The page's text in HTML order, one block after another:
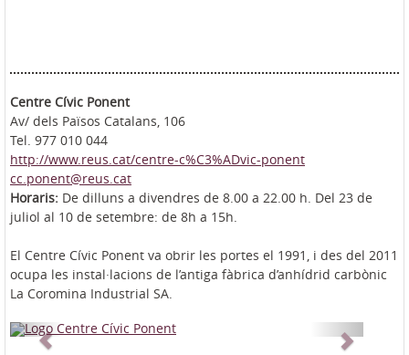
Centre Cívic Ponent
Av/ dels Països Catalans, 106
Tel. 977 010 044
http://www.reus.cat/centre-c%C3%ADvic-ponent
cc.ponent@reus.cat
Horaris: De dilluns a divendres de 8.00 a 22.00 h. Del 23 de
juliol al 10 de setembre: de 8h a 15h.
El Centre Cívic Ponent va obrir les portes el 1991, i des del 2011
ocupa les instal·lacions de l’antiga fàbrica d’anhídrid carbònic
La Coromina Industrial SA.
Previous Next